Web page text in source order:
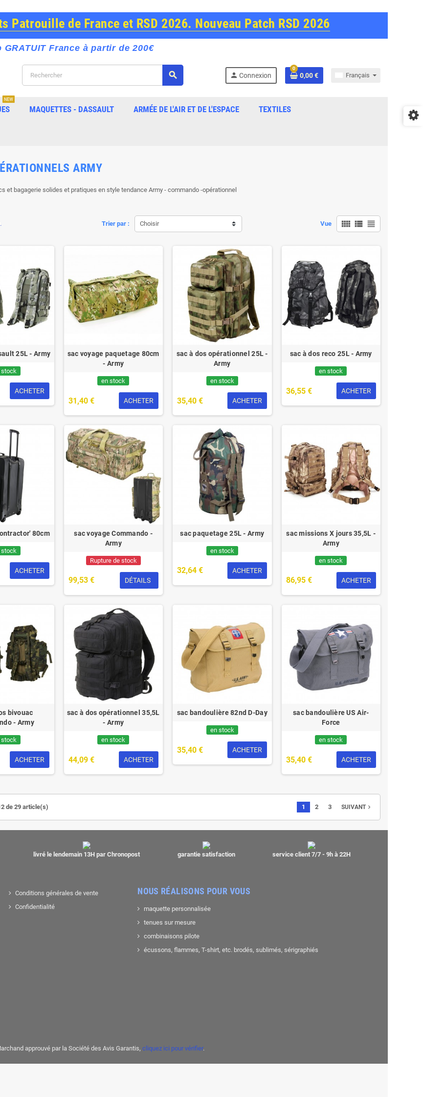
Patrouille de France et RSD 2026. Nouveau Patch RSD 2026
France à partir de 200€
search person Connexion
0
0,00 € Français
NEW
MAQUETTES - DASSAULT ARMÉE DE L'AIR ET DE L'ESPACE TEXTILES
ARMY
et bagagerie solides et pratiques en style tendance Army - commando -opérationnel
Trier par : Choisir Vue view_comfy view_list view_headline
25L - Army
stock
ACHETER
sac voyage paquetage 80cm
- Army
en stock
31,40 € ACHETER
sac à dos opérationnel 25L -
Army
en stock
35,40 € ACHETER
sac à dos reco 25L - Army
en stock
36,55 € ACHETER
80cm
stock
ACHETER
sac voyage Commando -
Army
Rupture de stock
99,53 € DÉTAILS
sac paquetage 25L - Army
en stock
32,64 € ACHETER
sac missions X jours 35,5L -
Army
en stock
86,95 € ACHETER
bivouac
- Army
stock
ACHETER
sac à dos opérationnel 35,5L
- Army
en stock
44,09 € ACHETER
sac bandoulière 82nd D-Day
en stock
35,40 € ACHETER
sac bandoulière US Air-
Force
en stock
35,40 € ACHETER
de 29 article(s) 1 2 3 SUIVANTnavigate_next
livré le lendemain 13H par Chronopost garantie satisfaction service client 7/7 - 9h à 22H
Conditions générales de vente
Confidentialité
NOUS RÉALISONS POUR VOUS
maquette personnalisée
tenues sur mesure
combinaisons pilote
écussons, flammes, T-shirt, etc. brodés, sublimés, sérigraphiés
approuvé par la Société des Avis Garantis, cliquez ici pour vérifier.